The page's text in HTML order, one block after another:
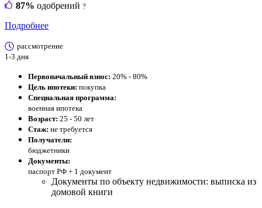
87% одобрений ?
Подробнее
рассмотрение
1-3 дня
Первоначальный взнос: 20% - 80%
Цель ипотеки: покупка
Специальная программа:
военная ипотека
Возраст: 25 - 50 лет
Стаж: не требуется
Получатели:
бюджетники
Документы:
паспорт РФ + 1 документ
Документы по объекту недвижимости: выписка из
домовой книги